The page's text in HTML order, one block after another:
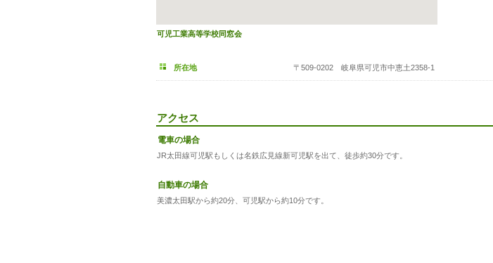
可児工業高等学校同窓会
所在地 〒509-0202 岐阜県可児市中恵土2358-1
アクセス
電車の場合
JR太田線可児駅もしくは名鉄広見線新可児駅を出て、徒歩約30分です。
自動車の場合
美濃太田駅から約20分、可児駅から約10分です。